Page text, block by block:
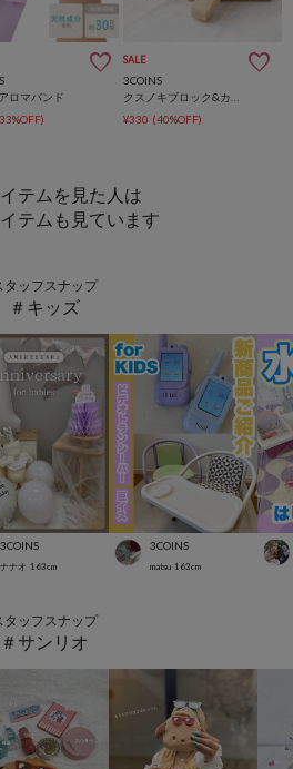
ロマバンド
SALE
3COINS
¥330 (40%OFF)
テムを見た人は
テムも見ています
タッフスナップ
＃キッズ
3COINS
ナナオ 163cm
3COINS
matsu 163cm
タッフスナップ
＃サンリオ